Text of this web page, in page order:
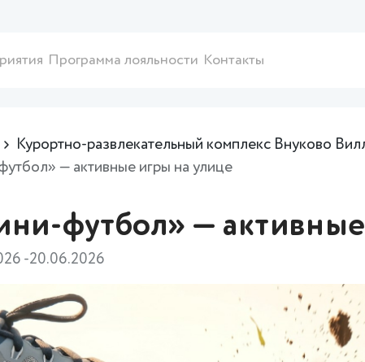
Программа лояльности Контакты
Курортно-развлекательный комплекс Внуково
— активные игры на улице
футбол» —
-20.06.2026